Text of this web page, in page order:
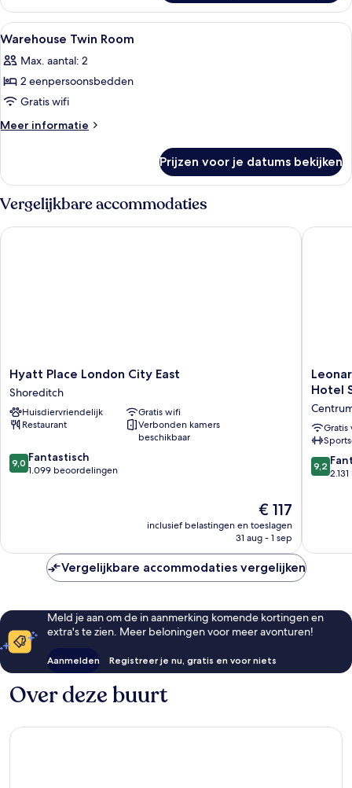
uitzicht
op
stad
Alle
foto's
voor
Warehouse
Twin
Room
Hypoallergeen beddengoed, een
6
Warehouse Twin Room
Max. aantal: 2
2 eenpersoonsbedden
Gratis wifi
Meer informatie
Meer
Twin
Room
Prijzen voor je datums bekijken
Vergelijkbare accommodaties
Hyatt
Place
London
City
East
Hyatt Place London City East
Shoreditch
Huisdiervriendelijk
Gratis wifi
Restaurant
Verbonden kamers
beschikbaar
9.0
van
9,0 Fantastisch
1.099 beoordelingen
De
prijs
is
€ 117
inclusief belastingen en toeslagen
31 aug - 1 sep
Hyatt Place London City East
Hotel
Aldgate
-
formerly
Hotel
Saint
Hotel
Gratis
9.2
van
9,2
Vergelijkbare accommodaties vergelijken
Meld je aan om de in aanmerking komende kortingen en
extra's te zien. Meer beloningen voor meer avonturen!
Aanmelden Registreer je nu, gratis en voor niets
Over deze buurt